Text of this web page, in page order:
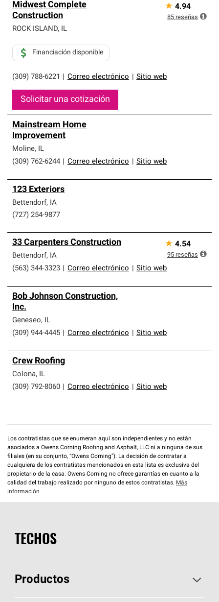
Midwest Complete
Construction
ROCK ISLAND, IL
(309) 788-6221 Correo electrónico Sitio web
Financiación disponible
Solicitar una cotización
★ 4.94
85 reseñas
Mainstream Home
Improvement
Moline, IL
(309) 762-6244
Correo electrónico Sitio web
123 Exteriors
Bettendorf, IA
(727) 254-9877
33 Carpenters Construction
Bettendorf, IA
(563) 344-3323
Correo electrónico Sitio web
★ 4.54
95 reseñas
Bob Johnson Construction,
Inc.
Geneseo, IL
(309) 944-4445
Correo electrónico Sitio web
Crew Roofing
Colona, IL
(309) 792-8060
Correo electrónico Sitio web
Los contratistas que se enumeran aquí son independientes y no están
asociados a Owens Corning Roofing and Asphalt, LLC ni a ninguna de sus
filiales (en su conjunto, “Owens Corning”). La decisión de contratar a
cualquiera de los contratistas mencionados en esta lista es exclusiva del
propietario de la casa. Owens Corning no ofrece garantías en cuanto a la
calidad del trabajo realizado por ninguno de estos contratistas. Más
información
TECHOS
Productos